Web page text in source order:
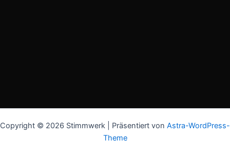
Copyright © 2026 Stimmwerk | Präsentiert von Astra-WordPress-
Theme